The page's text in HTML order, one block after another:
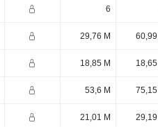
6
29,76 M 60,99
18,85 M 18,65
53,6 M 75,15
21,01 M 29,19